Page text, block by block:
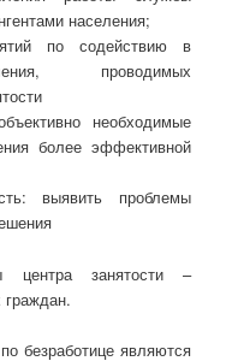
населения;
по содействию в
проводимых
необходимые
более эффективной
выявить проблемы
центра занятости –
граждан.
безработице являются